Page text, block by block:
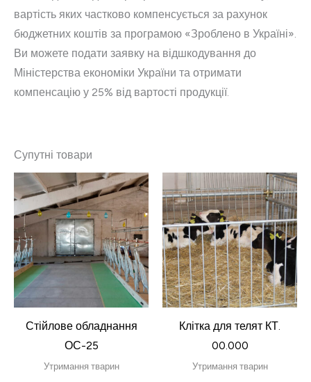
вартість яких частково компенсується за рахунок
бюджетних коштів за програмою «Зроблено в Україні».
Ви можете подати заявку на відшкодування до
Міністерства економіки України та отримати
компенсацію у 25% від вартості продукції.
Супутні товари
Стійлове обладнання
ОС-25
Утримання тварин
Клітка для телят КТ.
00.000
Утримання тварин